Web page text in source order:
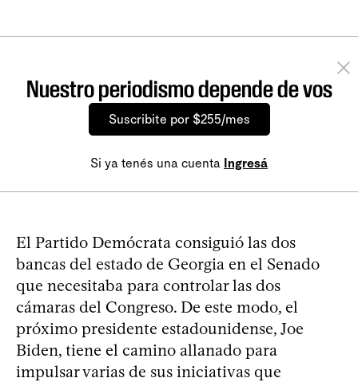
Nuestro periodismo depende de vos
Suscribite por $255/mes
Si ya tenés una cuenta Ingresá
El Partido Demócrata consiguió las dos
bancas del estado de Georgia en el Senado
que necesitaba para controlar las dos
cámaras del Congreso. De este modo, el
próximo presidente estadounidense, Joe
Biden, tiene el camino allanado para
impulsar varias de sus iniciativas que